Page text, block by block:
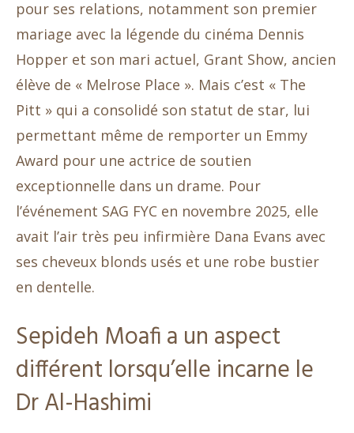
pour ses relations, notamment son premier
mariage avec la légende du cinéma Dennis
Hopper et son mari actuel, Grant Show, ancien
élève de « Melrose Place ». Mais c’est « The
Pitt » qui a consolidé son statut de star, lui
permettant même de remporter un Emmy
Award pour une actrice de soutien
exceptionnelle dans un drame. Pour
l’événement SAG FYC en novembre 2025, elle
avait l’air très peu infirmière Dana Evans avec
ses cheveux blonds usés et une robe bustier
en dentelle.
Sepideh Moafi a un aspect
différent lorsqu’elle incarne le
Dr Al-Hashimi